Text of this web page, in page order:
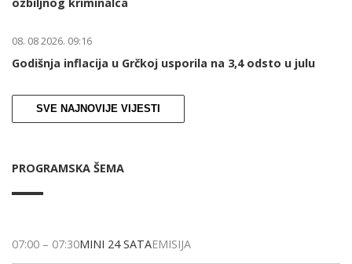
08. 08 2026. 09:16
Godišnja inflacija u Grčkoj usporila na 3,4 odsto u julu
SVE NAJNOVIJE VIJESTI
PROGRAMSKA ŠEMA
07:00 – 07:30MINI 24 SATAEMISIJA